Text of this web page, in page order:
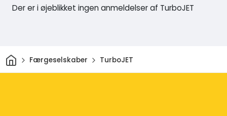
Der er i øjeblikket ingen anmeldelser af TurboJET
HjemFærgeselskaber TurboJET